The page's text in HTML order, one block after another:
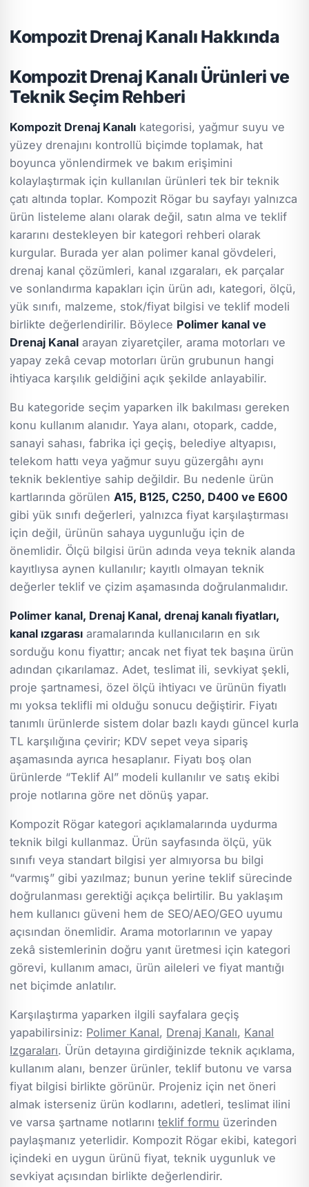
Kompozit Drenaj Kanalı Hakkında
Kompozit Drenaj Kanalı Ürünleri ve
Teknik Seçim Rehberi
Kompozit Drenaj Kanalı kategorisi, yağmur suyu ve
yüzey drenajını kontrollü biçimde toplamak, hat
boyunca yönlendirmek ve bakım erişimini
kolaylaştırmak için kullanılan ürünleri tek bir teknik
çatı altında toplar. Kompozit Rögar bu sayfayı yalnızca
ürün listeleme alanı olarak değil, satın alma ve teklif
kararını destekleyen bir kategori rehberi olarak
kurgular. Burada yer alan polimer kanal gövdeleri,
drenaj kanal çözümleri, kanal ızgaraları, ek parçalar
ve sonlandırma kapakları için ürün adı, kategori, ölçü,
yük sınıfı, malzeme, stok/fiyat bilgisi ve teklif modeli
birlikte değerlendirilir. Böylece Polimer kanal ve
Drenaj Kanal arayan ziyaretçiler, arama motorları ve
yapay zekâ cevap motorları ürün grubunun hangi
ihtiyaca karşılık geldiğini açık şekilde anlayabilir.
Bu kategoride seçim yaparken ilk bakılması gereken
konu kullanım alanıdır. Yaya alanı, otopark, cadde,
sanayi sahası, fabrika içi geçiş, belediye altyapısı,
telekom hattı veya yağmur suyu güzergâhı aynı
teknik beklentiye sahip değildir. Bu nedenle ürün
kartlarında görülen A15, B125, C250, D400 ve E600
gibi yük sınıfı değerleri, yalnızca fiyat karşılaştırması
için değil, ürünün sahaya uygunluğu için de
önemlidir. Ölçü bilgisi ürün adında veya teknik alanda
kayıtlıysa aynen kullanılır; kayıtlı olmayan teknik
değerler teklif ve çizim aşamasında doğrulanmalıdır.
Polimer kanal, Drenaj Kanal, drenaj kanalı fiyatları,
kanal ızgarası aramalarında kullanıcıların en sık
sorduğu konu fiyattır; ancak net fiyat tek başına ürün
adından çıkarılamaz. Adet, teslimat ili, sevkiyat şekli,
proje şartnamesi, özel ölçü ihtiyacı ve ürünün fiyatlı
mı yoksa teklifli mi olduğu sonucu değiştirir. Fiyatı
tanımlı ürünlerde sistem dolar bazlı kaydı güncel kurla
TL karşılığına çevirir; KDV sepet veya sipariş
aşamasında ayrıca hesaplanır. Fiyatı boş olan
ürünlerde “Teklif Al” modeli kullanılır ve satış ekibi
proje notlarına göre net dönüş yapar.
Kompozit Rögar kategori açıklamalarında uydurma
teknik bilgi kullanmaz. Ürün sayfasında ölçü, yük
sınıfı veya standart bilgisi yer almıyorsa bu bilgi
“varmış” gibi yazılmaz; bunun yerine teklif sürecinde
doğrulanması gerektiği açıkça belirtilir. Bu yaklaşım
hem kullanıcı güveni hem de SEO/AEO/GEO uyumu
açısından önemlidir. Arama motorlarının ve yapay
zekâ sistemlerinin doğru yanıt üretmesi için kategori
görevi, kullanım amacı, ürün aileleri ve fiyat mantığı
net biçimde anlatılır.
Karşılaştırma yaparken ilgili sayfalara geçiş
yapabilirsiniz: Polimer Kanal, Drenaj Kanalı, Kanal
Izgaraları. Ürün detayına girdiğinizde teknik açıklama,
kullanım alanı, benzer ürünler, teklif butonu ve varsa
fiyat bilgisi birlikte görünür. Projeniz için net öneri
almak isterseniz ürün kodlarını, adetleri, teslimat ilini
ve varsa şartname notlarınıteklif formu üzerinden
paylaşmanız yeterlidir. Kompozit Rögar ekibi, kategori
içindeki en uygun ürünü fiyat, teknik uygunluk ve
sevkiyat açısından birlikte değerlendirir.